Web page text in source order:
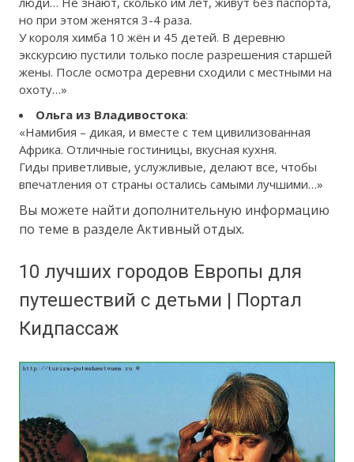
но при этом женятся 3-4 раза.
У короля химба 10 жён и 45 детей. В деревню
экскурсию пустили только после разрешения старшей
жены. После осмотра деревни сходили с местными на
охоту…»
Ольга из Владивостока:
«Намибия – дикая, и вместе с тем цивилизованная
Африка. Отличные гостиницы, вкусная кухня.
Гиды приветливые, услужливые, делают все, чтобы
впечатления от страны остались самыми лучшими…»
Вы можете найти дополнительную информацию
по теме в разделе Активный отдых.
10 лучших городов Европы для
путешествий с детьми | Портал
Кидпассаж